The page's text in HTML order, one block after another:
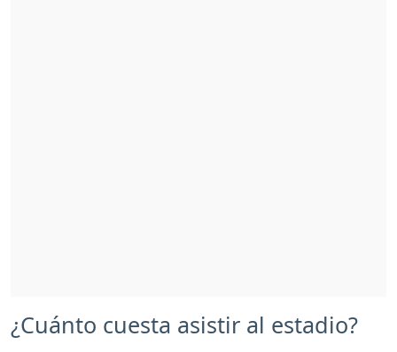
¿Cuánto cuesta asistir al estadio?